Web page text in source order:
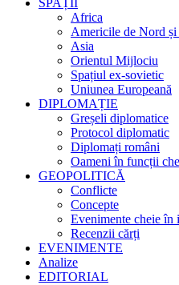
SPAȚII
Africa
Americile de Nord și
Asia
Orientul Mijlociu
Spațiul ex-sovietic
Uniunea Europeană
DIPLOMAȚIE
Greșeli diplomatice
Protocol diplomatic
Diplomați români
Oameni în funcții
GEOPOLITICĂ
Conflicte
Concepte
Evenimente cheie în
Recenzii cărți
EVENIMENTE
Analize
EDITORIAL